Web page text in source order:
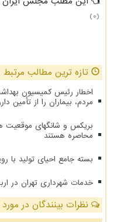
(0)
تازه ترین مطالب مرتبط
اخطار رئیس کمیسیون
مردم، بیماران را از تأمین
بریکس و شانگهای موقعیت
محاصره هستند
بسته جامع احیای تولید با
خدمات شهرداری تهران در
نظرات بینندگان در